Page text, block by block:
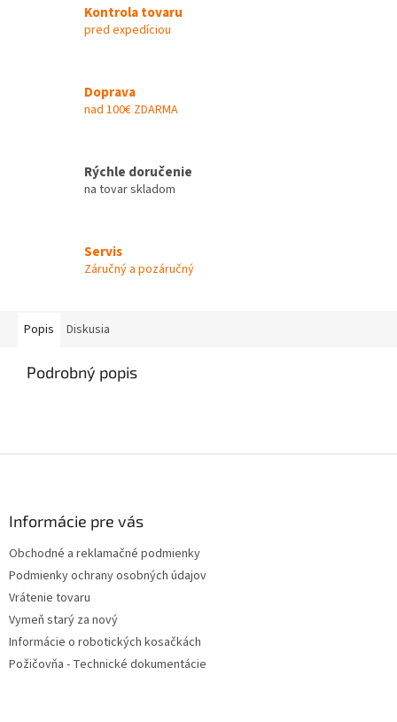
Kontrola tovaru
pred expedíciou
Doprava
nad 100€ ZDARMA
Rýchle doručenie
na tovar skladom
Servis
Záručný a pozáručný
Popis Diskusia
Podrobný popis
Informácie pre vás
Obchodné a reklamačné podmienky
Podmienky ochrany osobných údajov
Vrátenie tovaru
Vymeň starý za nový
Informácie o robotických kosačkách
Požičovňa - Technické dokumentácie